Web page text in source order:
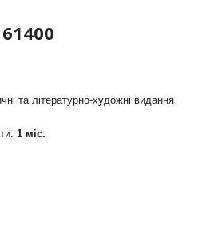
61400
та літературно-художні видання
1 міс.